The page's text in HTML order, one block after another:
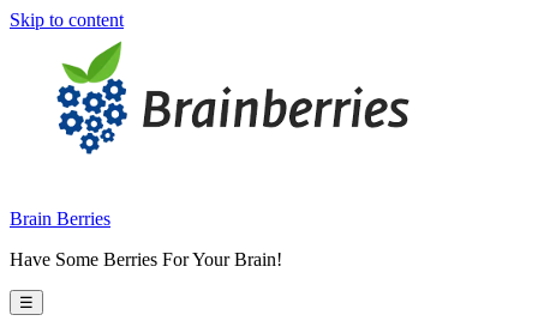
Skip to content
Brain Berries
Have Some Berries For Your Brain!
☰